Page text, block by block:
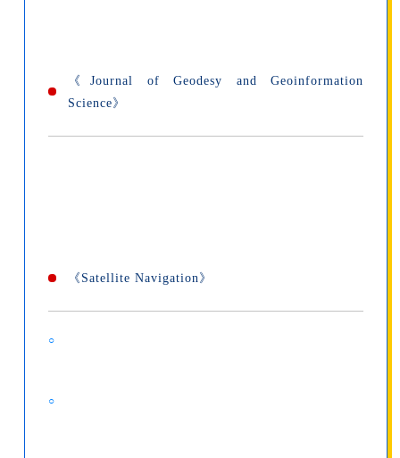
《Journal of Geodesy and Geoinformation
Science》
《Satellite Navigation》
○
○